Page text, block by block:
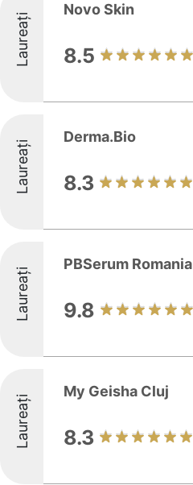
Laureați
Novo Skin
8.5
Laureați
Derma.Bio
8.3
Laureați
PBSerum Romania
9.8
Laureați
My Geisha Cluj
8.3